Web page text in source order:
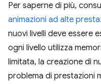
Per saperne di più,
animazioni ad alte
nuovi livelli deve essere
ogni livello utilizza
limitata, la creazione di
problema di prestazioni